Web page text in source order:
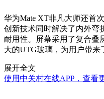
华为Mate XT非凡大师还首
创新技术同时解决了内外弯
耐用性。屏幕采用了复合叠
大的UTG玻璃，为用户带来
展开全文
使用中关村在线APP，查看